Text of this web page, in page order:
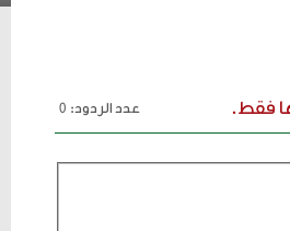
فقط.
عدد الردود: 0